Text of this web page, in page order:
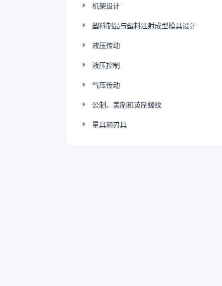
机架设计
塑料制品与塑料注射成型模具设计
液压传动
液压控制
气压传动
公制、美制和英制螺纹
量具和刃具